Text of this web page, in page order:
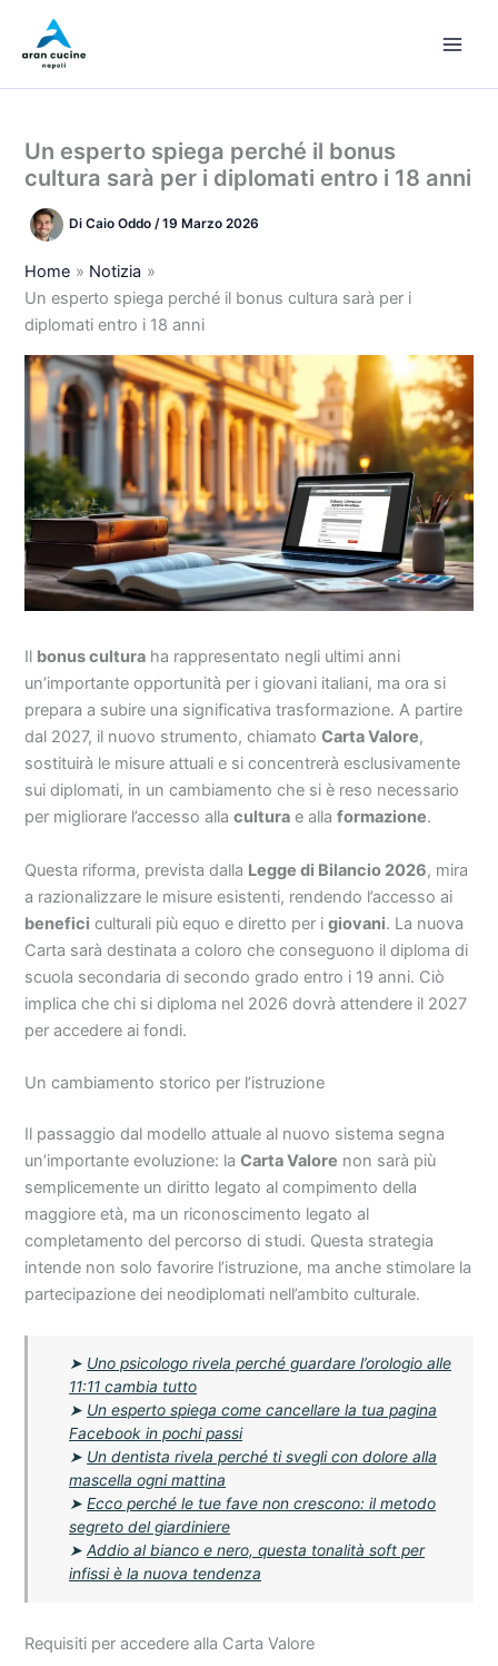
contenuto
Un esperto spiega perché il bonus
cultura sarà per i diplomati entro i 18 anni
DiCaio Oddo/19 Marzo 2026
Home
Notizia
Un esperto spiega perché il bonus cultura sarà per i
diplomati entro i 18 anni
Il bonus cultura ha rappresentato negli ultimi anni
un’importante opportunità per i giovani italiani, ma ora si
prepara a subire una significativa trasformazione. A partire
dal 2027, il nuovo strumento, chiamatoCarta Valore,
sostituirà le misure attuali e si concentrerà esclusivamente
sui diplomati, in un cambiamento che si è reso necessario
per migliorare l’accesso allacultura e allaformazione.
Questa riforma, prevista dalla Legge di Bilancio 2026, mira
a razionalizzare le misure esistenti, rendendo l’accesso ai
benefici culturali più equo e diretto per igiovani. La nuova
Carta sarà destinata a coloro che conseguono il diploma di
scuola secondaria di secondo grado entro i 19 anni. Ciò
implica che chi si diploma nel 2026 dovrà attendere il 2027
per accedere ai fondi.
Un cambiamento storico per l’istruzione
Il passaggio dal modello attuale al nuovo sistema segna
un’importante evoluzione: laCarta Valore non sarà più
semplicemente un diritto legato al compimento della
maggiore età, ma un riconoscimento legato al
completamento del percorso di studi. Questa strategia
intende non solo favorire l’istruzione, ma anche stimolare la
partecipazione dei neodiplomati nell’ambito culturale.
➤ Uno psicologo rivela perché guardare l’orologio alle
11:11 cambia tutto
➤ Un esperto spiega come cancellare la tua pagina
Facebook in pochi passi
➤ Un dentista rivela perché ti svegli con dolore alla
mascella ogni mattina
➤Ecco perché le tue fave non crescono: il metodo
segreto del giardiniere
➤Addio al bianco e nero, questa tonalità soft per
infissi è la nuova tendenza
Requisiti per accedere alla Carta Valore